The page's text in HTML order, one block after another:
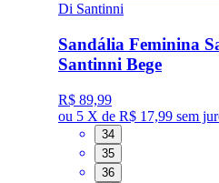
Di Santinni
Sandália Feminina
Santinni Bege
R$ 89,99
ou 5 X de R$ 17,99 sem
34
35
36